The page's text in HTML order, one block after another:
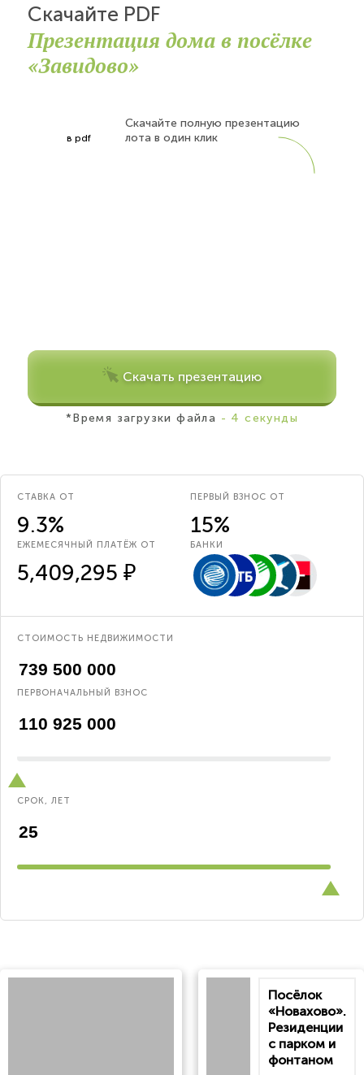
Скачайте PDF
Презентация дома в посёлке
«Завидово»
в pdf
Скачайте полную презентацию
лота в один клик
Скачать презентацию
*Время загрузки файла - 4 секунды
СТАВКА ОТ
9.3%
ПЕРВЫЙ ВЗНОС ОТ
15%
ЕЖЕМЕСЯЧНЫЙ ПЛАТЁЖ ОТ
5,409,295 ₽
БАНКИ
СТОИМОСТЬ НЕДВИЖИМОСТИ
ПЕРВОНАЧАЛЬНЫЙ ВЗНОС
СРОК, ЛЕТ
Посёлок
«Новахово».
Резиденции
с парком и
фонтаном